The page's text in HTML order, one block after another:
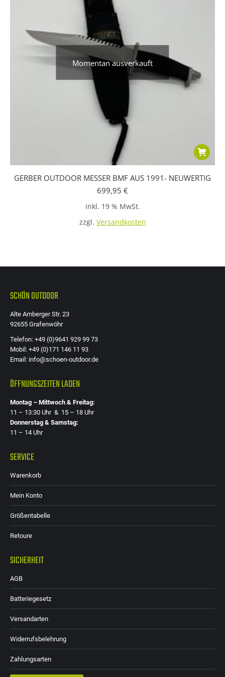
Momentan ausverkauft
GERBER OUTDOOR MESSER BMF AUS 1991- NEUWERTIG
699,95 €
inkl. 19 % MwSt.
zzgl. Versandkosten
SCHÖN OUTDOOR
Alte Amberger Str. 23
92655 Grafenwöhr
Telefon: +49 (0)9641 929 99 73
Mobil: +49 (0)171 146 11 93
Email: info@schoen-outdoor.de
ÖFFNUNGSZEITEN LADEN
Montag – Mittwoch & Freitag:
11 – 13:30 Uhr & 15 – 18 Uhr
Donnerstag & Samstag:
11 – 14 Uhr
SERVICE
Warenkorb
Mein Konto
Größentabelle
Retoure
SICHERHEIT
AGB
Batteriegesetz
Versandarten
Widerrufsbelehrung
Zahlungsarten